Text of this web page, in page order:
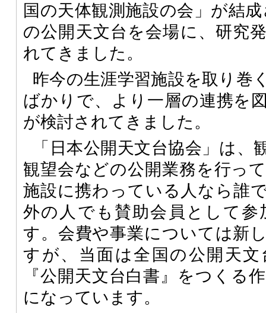
国の天体観測施設の会」が結
の公開天文台を会場に、研究
れてきました。
昨今の生涯学習施設を取り巻
ばかりで、より一層の連携を
が検討されてきました。
「日本公開天文台協会」は、
観望会などの公開業務を行っ
施設に携わっている人なら誰
外の人でも賛助会員として
す。会費や事業については新
すが、当面は全国の公開天
『公開天文台白書』をつくる
になっています。